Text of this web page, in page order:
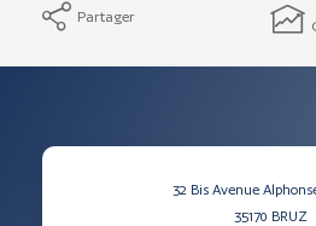
Partager
32 Bis Avenue
35170 BRUZ